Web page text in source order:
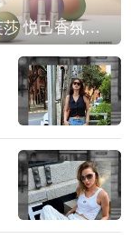
IPSA茵芙莎 悦己香氛凝露上市